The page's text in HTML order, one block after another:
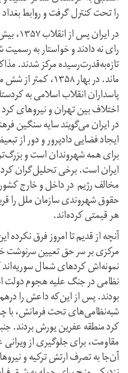
را تحت کنترل گرفت و روابط بغداد
رای نه دادند و خواستار به
تازه‌به‌قدرت‌رسیده مرکز شدند.
ماند. در بهار
پاسداران انقلاب اسلامی به
اختلاف بین تهران و نیروهای
در ایران می‌گویند سایه سنگین
ایجاد فضایی دادپرور و دور از
برای همه شهروندان است و
ایران است. برخی تحلیل‌گران کرد
مخالف رژیم در داخل و خارج
حقوق شهروندی سازمان ملل را
هر قیمتی کردەاند.
آنچه از قدیم تا امروز فرق
مرکزی بر سر حق تعیین سرنوشت
نظامی در جنگ علیه هجوم دولت
بودند. پس از این‌که داعش را
شبه‌نظامی‌های تحت فرمانش، با
مقاومت، برای جلوگیری از
آن‌جا بە تصرف ارتش ترکیە و